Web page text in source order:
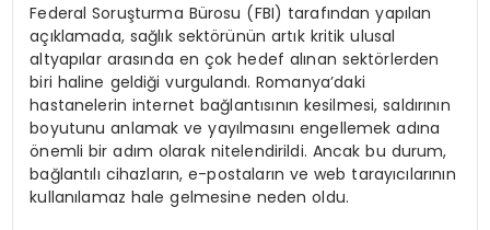
Federal Soruşturma Bürosu (FBI) tarafından yapılan
açıklamada, sağlık sektörünün artık kritik ulusal
altyapılar arasında en çok hedef alınan sektörlerden
biri haline geldiği vurgulandı. Romanya’daki
hastanelerin internet bağlantısının kesilmesi, saldırının
boyutunu anlamak ve yayılmasını engellemek adına
önemli bir adım olarak nitelendirildi. Ancak bu durum,
bağlantılı cihazların, e-postaların ve web tarayıcılarının
kullanılamaz hale gelmesine neden oldu.